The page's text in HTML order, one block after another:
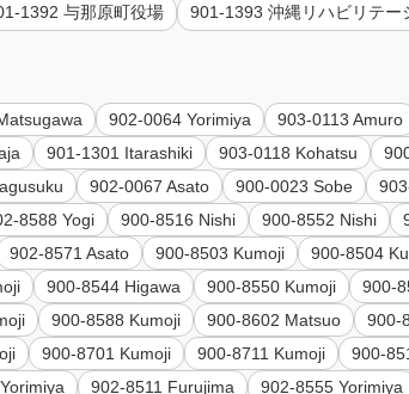
1392 与那原町役場 901-1393 沖縄リハビリテー
902-0064 Yorimiya 903-0113 Amuro
901-1301 Itarashiki 903-0118 Kohatsu
902-0067 Asato 900-0023 Sobe
8588 Yogi 900-8516 Nishi 900-8552 Nishi
902-8571 Asato 900-8503 Kumoji 900-8504
900-8544 Higawa 900-8550 Kumoji 900-
900-8588 Kumoji 900-8602 Matsuo 900-
900-8701 Kumoji 900-8711 Kumoji 900-
902-8511 Furujima 902-8555 Yorimiya